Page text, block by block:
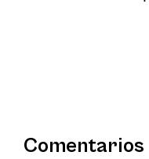
Comentarios